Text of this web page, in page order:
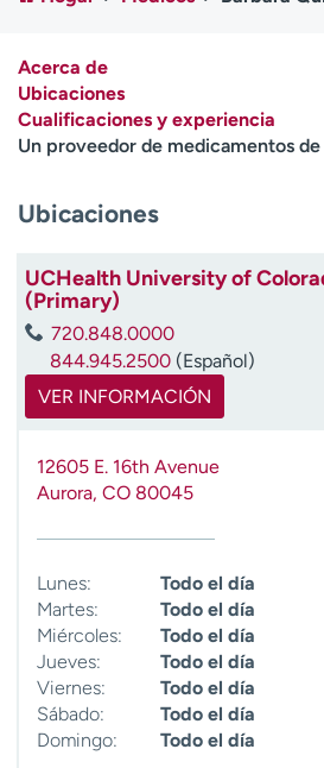
Ready. Set. CO.
Atención a medios de
comunicación
Contáctenos
A
d
m
e
Acerca de
Ubicaciones
Cualificaciones y experiencia
Un proveedor de medicamentos de
Ubicaciones
UCHealth University of
(Primary)
720.848.0000
844.945.2500 (Español)
VER INFORMACIÓN
12605 E. 16th Avenue
Aurora, CO 80045
Lunes:
Todo el día
Martes:
Todo el día
Miércoles:
Todo el día
Jueves:
Todo el día
Viernes:
Todo el día
Sábado:
Todo el día
Domingo:
Todo el día